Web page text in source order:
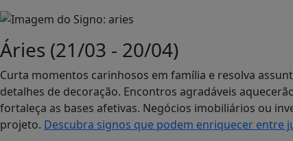
Áries (21/03 - 20/04)
Curta momentos carinhosos em família e resolva
detalhes de decoração. Encontros agradáveis
fortaleça as bases afetivas. Negócios imobiliários ou
projeto. Descubra signos que podem enriquecer entre